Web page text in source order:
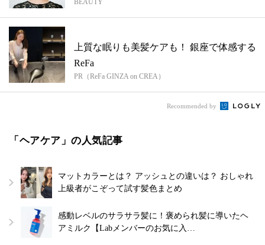
上質な眠りも美髪ケアも！ 銀座で体感する
ReFa
PR（ReFa GINZA on CREA）
Recommended by
「ヘアケア」の人気記事
マットカラーとは？ アッシュとの違いは？ おしゃれ
上級者がこぞって試す髪色まとめ
感動レベルのサラサラ髪に！褒められ髪に導いたヘ
アミルク【Labメンバーのお気に入…